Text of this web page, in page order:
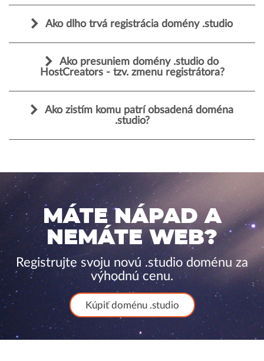
Ako dlho trvá registrácia domény .studio
Ako presuniem domény .studio do
HostCreators - tzv. zmenu registrátora?
Ako zistím komu patrí obsadená doména
.studio?
MÁTE NÁPAD A
NEMÁTE WEB?
Registrujte svoju novú .studio doménu za
výhodnú cenu.
Kúpiť doménu .studio